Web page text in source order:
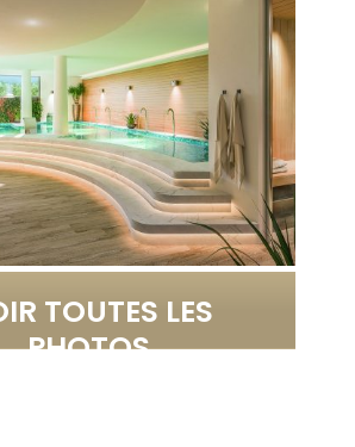
TOUTES LES
PHOTOS